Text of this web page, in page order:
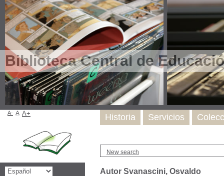
Biblioteca Central de
New search
Autor Svanascini, Osvaldo
Historia Servicios
A- A A+